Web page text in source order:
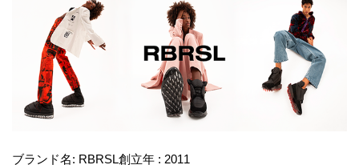
ブランド名: RBRSL創立年 : 2011